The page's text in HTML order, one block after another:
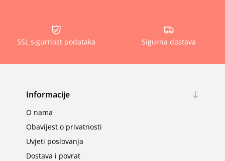
SSL sigurnost podataka Sigurna dostava
Informacije
O nama
Obavijest o privatnosti
Uvjeti poslovanja
Dostava i povrat